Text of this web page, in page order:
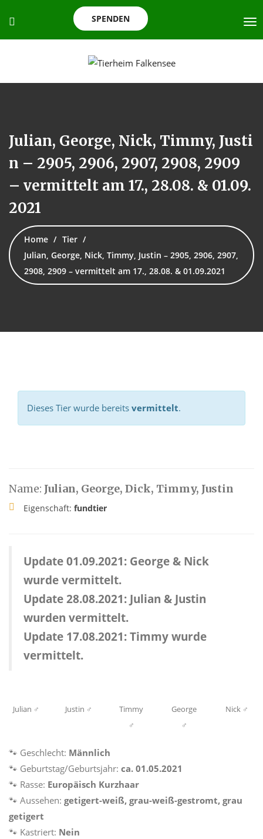
SPENDEN
Julian, George, Nick, Timmy, Justi
n – 2905, 2906, 2907, 2908, 2909
– vermittelt am 17., 28.08. & 01.09.
2021
Home
Tier
Julian, George, Nick, Timmy, Justin – 2905, 2906, 2907,
2908, 2909 – vermittelt am 17., 28.08. & 01.09.2021
Dieses Tier wurde bereits vermittelt.
Name: Julian, George, Dick, Timmy, Justin
Eigenschaft: fundtier
Update 01.09.2021: George & Nick
wurde vermittelt.
Update 28.08.2021: Julian & Justin
wurden vermittelt.
Update 17.08.2021: Timmy wurde
vermittelt.
Julian ♂ Justin ♂
Timmy
♂
George
♂
Nick ♂
🐾 Geschlecht: Männlich
🐾 Geburtstag/Geburtsjahr: ca. 01.05.2021
🐾 Rasse: Europäisch Kurzhaar
🐾 Aussehen: getigert-weiß, grau-weiß-gestromt, grau
getigert
🐾 Kastriert: Nein